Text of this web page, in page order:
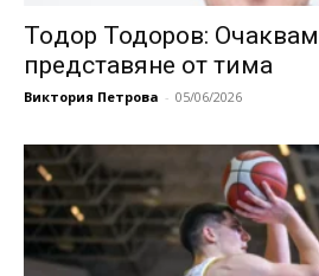
Toдор Тодоров:
представяне от тима
Виктория Петрова - 05/06/2026